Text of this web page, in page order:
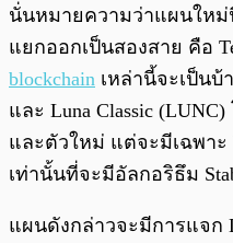
นั่นหมายความว่าแผนใหม่
แยกออกเป็นสองสาย คือ
blockchain เหล่านี้จะเป็นบ้
และ Luna Classic
และตัวใหม่ แต่จะมีเฉพาะ
เท่านั้นที่จะมีอัลกอริธึม
แผนดังกล่าวจะมีการแจก